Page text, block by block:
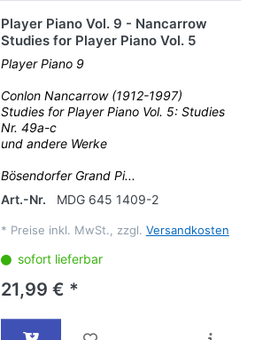
Player Piano Vol. 9 - Nancarrow
Studies for Player Piano Vol. 5
Player Piano 9
Conlon Nancarrow (1912-1997)
Studies for Player Piano Vol. 5: Studies
Nr. 49a-c
und andere Werke
Bösendorfer Grand Pi...
Art.-Nr.
MDG 645 1409-2
* Preise inkl. MwSt., zzgl. Versandkosten
sofort lieferbar
21,99 € *